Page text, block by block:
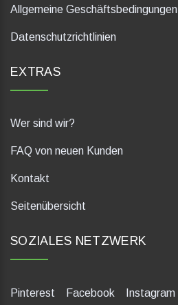
Allgemeine Geschäftsbedingungen
Datenschutzrichtlinien
EXTRAS
Wer sind wir?
FAQ von neuen Kunden
Kontakt
Seitenübersicht
SOZIALES NETZWERK
Pinterest Facebook Instagram